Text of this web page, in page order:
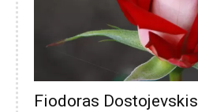
Fiodoras Dostojevskis